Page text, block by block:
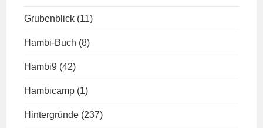
Grubenblick (11)
Hambi-Buch (8)
Hambi9 (42)
Hambicamp (1)
Hintergründe (237)